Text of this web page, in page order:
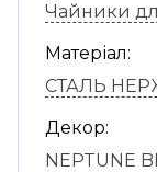
Чайники
Матеріал:
СТАЛЬ
Декор:
NEPTUNE